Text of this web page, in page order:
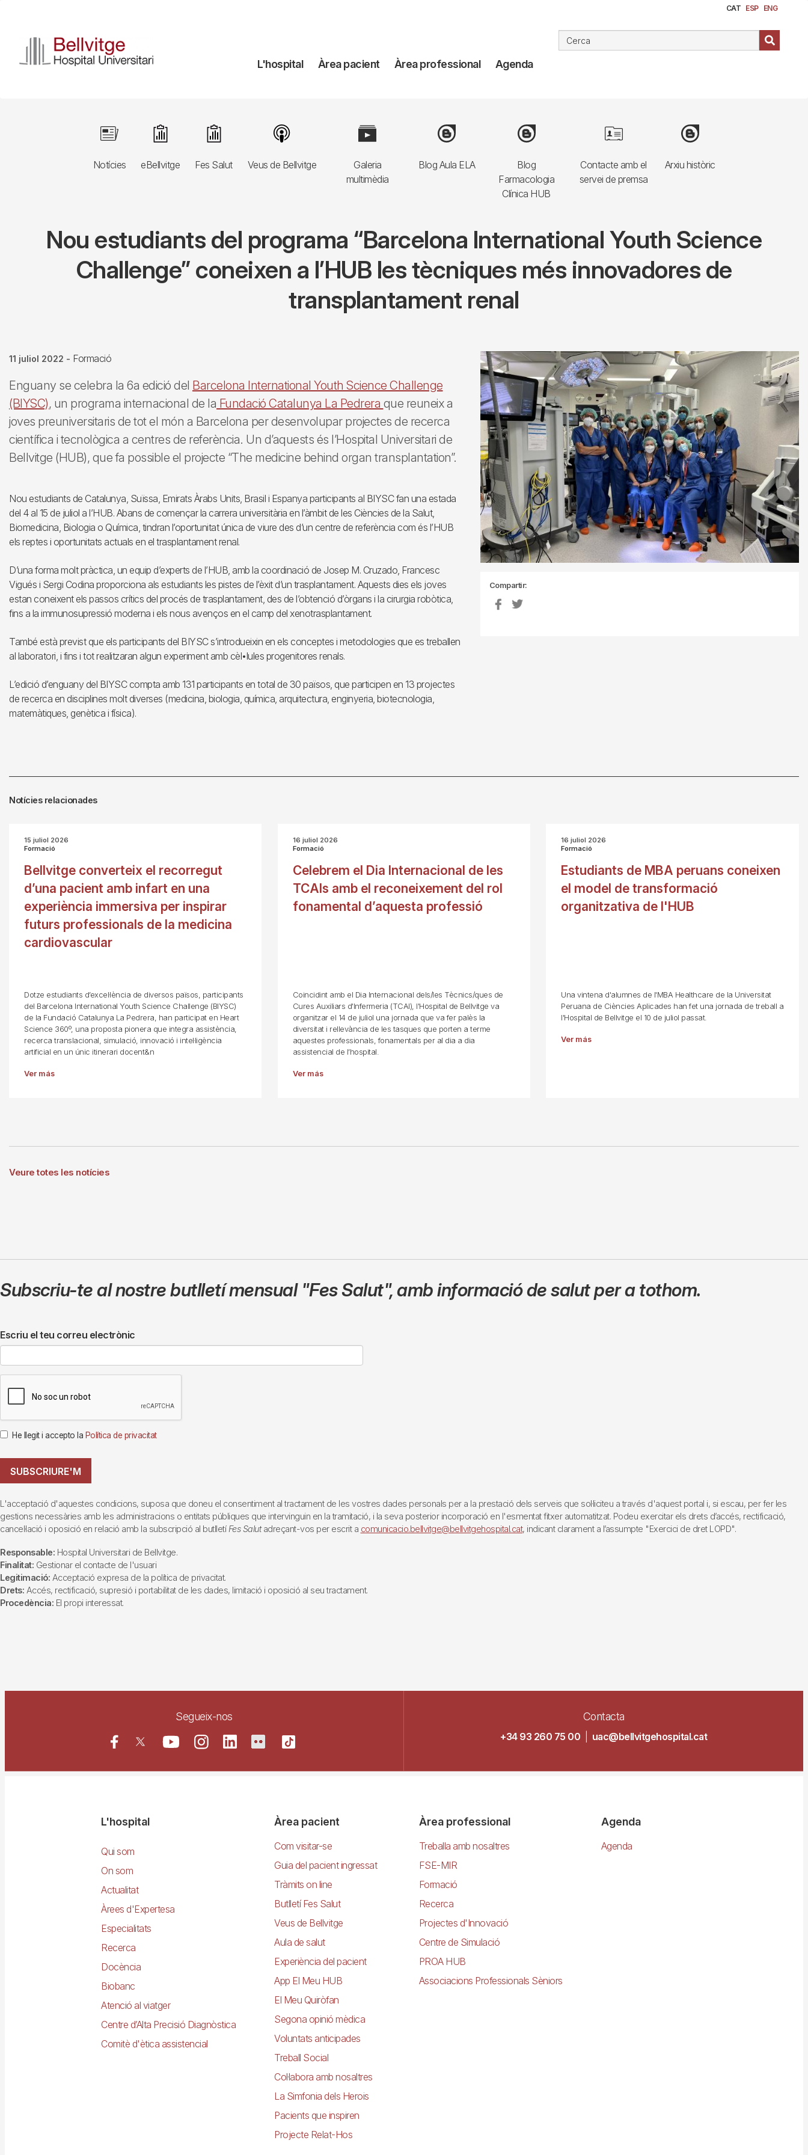
contingut
CAT ESP ENG
Navegación
L'hospital Àrea pacient Àrea professional Agenda
Notícies
Image
eBellvitge
Image
Fes Salut
Image
Veus de Bellvitge
Image
Galeria
multimèdia
Image
Blog Aula ELA
Image
Blog
Farmacologia
Clínica HUB
Image
Contacte amb el
servei de premsa
Image
Arxiu històric
Image
Nou estudiants del programa “Barcelona International Youth Science
Challenge” coneixen a l’HUB les tècniques més innovadores de
transplantament renal
11 juliol 2022 - Formació
Enguany se celebra la 6a edició del Barcelona International Youth Science Challenge
(BIYSC), un programa internacional de la Fundació Catalunya La Pedrera que reuneix a
joves preuniversitaris de tot el món a Barcelona per desenvolupar projectes de recerca
científica i tecnològica a centres de referència. Un d’aquests és l’Hospital Universitari de
Bellvitge (HUB), que fa possible el projecte “The medicine behind organ transplantation”.
Nou estudiants de Catalunya, Suïssa, Emirats Àrabs Units, Brasil i Espanya participants al BIYSC fan una estada
del 4 al 15 de juliol a l’HUB. Abans de començar la carrera universitària en l’àmbit de les Ciències de la Salut,
Biomedicina, Biologia o Química, tindran l’oportunitat única de viure des d’un centre de referència com és l’HUB
els reptes i oportunitats actuals en el trasplantament renal.
D’una forma molt pràctica, un equip d’experts de l’HUB, amb la coordinació de Josep M. Cruzado, Francesc
Vigués i Sergi Codina proporciona als estudiants les pistes de l’èxit d’un trasplantament. Aquests dies els joves
estan coneixent els passos crítics del procés de trasplantament, des de l’obtenció d’òrgans i la cirurgia robòtica,
fins a la immunosupressió moderna i els nous avenços en el camp del xenotrasplantament.
També està previst que els participants del BIYSC s’introdueixin en els conceptes i metodologies que es treballen
al laboratori, i fins i tot realitzaran algun experiment amb cèl•lules progenitores renals.
L’edició d’enguany del BIYSC compta amb 131 participants en total de 30 països, que participen en 13 projectes
de recerca en disciplines molt diverses (medicina, biologia, química, arquitectura, enginyeria, biotecnologia,
matemàtiques, genètica i física).
Compartir:
Notícies relacionades
15 juliol 2026
Formació
Bellvitge converteix el recorregut
d’una pacient amb infart en una
experiència immersiva per inspirar
futurs professionals de la medicina
cardiovascular
Dotze estudiants d’excel·lència de diversos països, participants
del Barcelona International Youth Science Challenge (BIYSC)
de la Fundació Catalunya La Pedrera, han participat en Heart
Science 360º, una proposta pionera que integra assistència,
recerca translacional, simulació, innovació i intel·ligència
artificial en un únic itinerari docent&n
Ver más
16 juliol 2026
Formació
Celebrem el Dia Internacional de les
TCAIs amb el reconeixement del rol
fonamental d’aquesta professió
Coincidint amb el Dia Internacional dels/les Tècnics/ques de
Cures Auxiliars d'Infermeria (TCAI), l'Hospital de Bellvitge va
organitzar el 14 de juliol una jornada que va fer palès la
diversitat i rellevància de les tasques que porten a terme
aquestes professionals, fonamentals per al dia a dia
assistencial de l’hospital.
Ver más
16 juliol 2026
Formació
Estudiants de MBA peruans coneixen
el model de transformació
organitzativa de l'HUB
Una vintena d'alumnes de l'MBA Healthcare de la Universitat
Peruana de Ciències Aplicades han fet una jornada de treball a
l'Hospital de Bellvitge el 10 de juliol passat.
Ver más
Veure totes les notícies
Subscriu-te al nostre butlletí mensual "Fes Salut",amb informació de salut per a tothom.
Escriu el teu correu electrònic
He llegit i accepto la Política de privacitat
SUBSCRIURE'M
L'acceptació d'aquestes condicions, suposa que doneu el consentiment al tractament de les vostres dades personals per a la prestació dels serveis que sol·liciteu a través d'aquest portal i, si escau, per fer les
gestions necessàries amb les administracions o entitats públiques que intervinguin en la tramitació, i la seva posterior incorporació en l'esmentat fitxer automatitzat. Podeu exercitar els drets d’accés, rectificació,
cancel·lació i oposició en relació amb la subscripció al butlletí Fes Salutadreçant-vos per escrit a comunicacio.bellvitge@bellvitgehospital.cat, indicant clarament a l’assumpte "Exercici de dret LOPD".
Responsable: Hospital Universitari de Bellvitge.
Finalitat: Gestionar el contacte de l'usuari
Legitimació: Acceptació expresa de la política de privacitat.
Drets: Accés, rectificació, supresió i portabilitat de les dades, limitació i oposició al seu tractament.
Procedència: El propi interessat.
Segueix-nos Contacta
+34 93 260 75 00 uac@bellvitgehospital.cat
NavegacióL'hospital
Qui som
On som
Actualitat
Àrees d'Expertesa
Especialitats
Recerca
Docència
Biobanc
Atenció al viatger
Centre d’Alta Precisió Diagnòstica
Comitè d'ètica assistencial
Àrea pacient
Com visitar-se
Guia del pacient ingressat
Tràmits on line
Butlletí Fes Salut
Veus de Bellvitge
Aula de salut
Experiència del pacient
App El Meu HUB
El Meu Quiròfan
Segona opinió mèdica
Voluntats anticipades
Treball Social
Col·labora amb nosaltres
La Simfonia dels Herois
Pacients que inspiren
Projecte Relat-Hos
Àrea professional
Treballa amb nosaltres
FSE-MIR
Formació
Recerca
Projectes d'Innovació
Centre de Simulació
PROA HUB
Associacions Professionals Sèniors
Agenda
Agenda